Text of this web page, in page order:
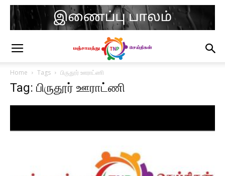
Home Tags பிருதூர் ஊராட்ணி
Tag: பிருதூர் ஊராட்ணி